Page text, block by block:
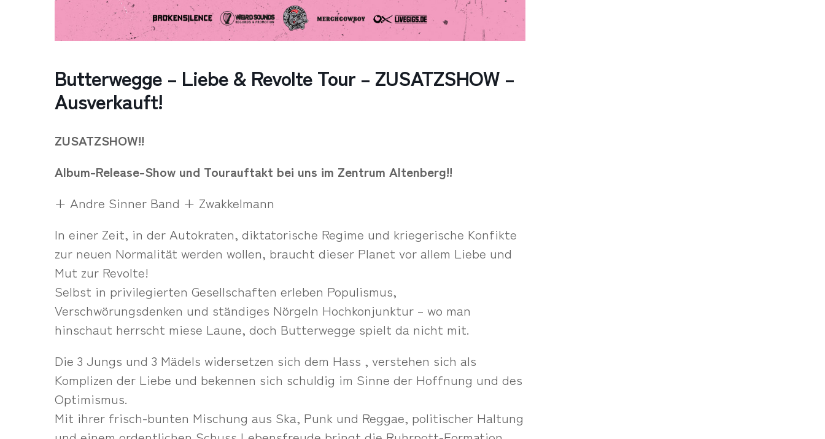
Butterwegge – Liebe & Revolte Tour – ZUSATZSHOW –
Ausverkauft!
ZUSATZSHOW!!
Album-Release-Show und Tourauftakt bei uns im Zentrum Altenberg!!
+ Andre Sinner Band + Zwakkelmann
In einer Zeit, in der Autokraten, diktatorische Regime und kriegerische Konfikte
zur neuen Normalität werden wollen, braucht dieser Planet vor allem Liebe und
Mut zur Revolte!
Selbst in privilegierten Gesellschaften erleben Populismus,
Verschwörungsdenken und ständiges Nörgeln Hochkonjunktur – wo man
hinschaut herrscht miese Laune, doch Butterwegge spielt da nicht mit.
Die 3 Jungs und 3 Mädels widersetzen sich dem Hass , verstehen sich als
Komplizen der Liebe und bekennen sich schuldig im Sinne der Hoffnung und des
Optimismus.
Mit ihrer frisch-bunten Mischung aus Ska, Punk und Reggae, politischer Haltung